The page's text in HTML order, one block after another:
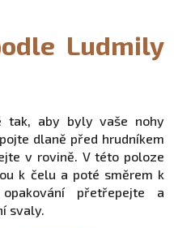
Ludmily
tak, aby byly vaše nohy
dlaně před hrudníkem
v rovině. V této poloze
k čelu a poté směrem k
přetřepejte a
svaly.